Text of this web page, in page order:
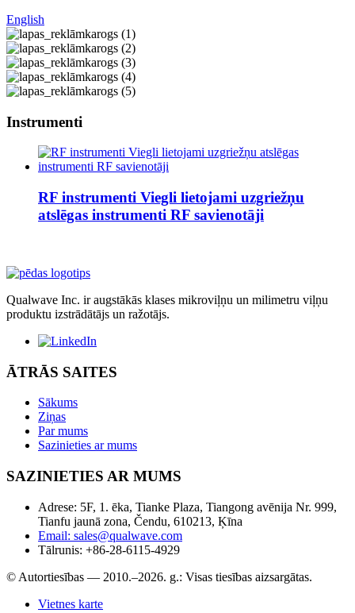
English
Instrumenti
RF instrumenti Viegli lietojami uzgriežņu
atslēgas instrumenti RF savienotāji
Qualwave Inc. ir augstākās klases mikroviļņu un milimetru viļņu
produktu izstrādātājs un ražotājs.
ĀTRĀS SAITES
Sākums
Ziņas
Par mums
Sazinieties ar mums
SAZINIETIES AR MUMS
Adrese: 5F, 1. ēka, Tianke Plaza, Tiangong avēnija Nr. 999,
Tianfu jaunā zona, Čendu, 610213, Ķīna
Email: sales@qualwave.com
Tālrunis: +86-28-6115-4929
© Autortiesības — 2010.–2026. g.: Visas tiesības aizsargātas.
Vietnes karte